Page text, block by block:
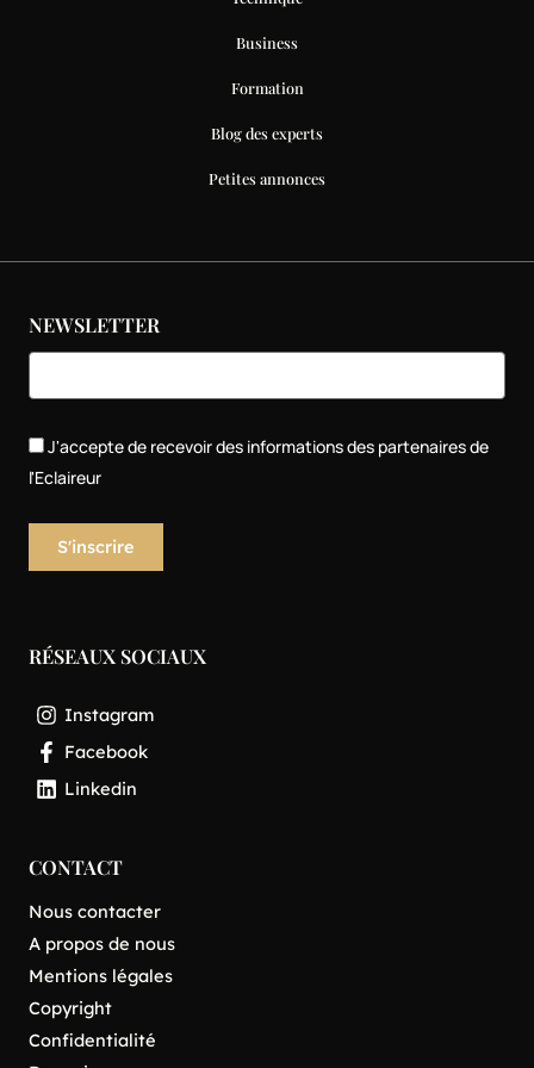
Business
Formation
Blog des experts
Petites annonces
NEWSLETTER
J'accepte de recevoir des informations des partenaires de
l'Eclaireur
RÉSEAUX SOCIAUX
Instagram
Facebook
Linkedin
CONTACT
Nous contacter
A propos de nous
Mentions légales
Copyright
Confidentialité